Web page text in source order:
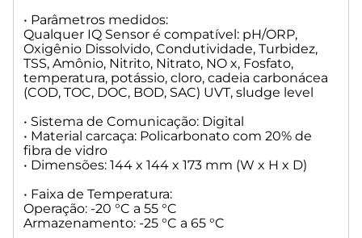
• Parâmetros medidos:
Qualquer IQ Sensor é compatível: pH/ORP,
Oxigênio Dissolvido, Condutividade, Turbidez,
TSS, Amônio, Nitrito, Nitrato, NO x, Fosfato,
temperatura, potássio, cloro, cadeia carbonácea
(COD, TOC, DOC, BOD, SAC) UVT, sludge level
• Sistema de Comunicação: Digital
• Material carcaça: Policarbonato com 20% de
fibra de vidro
• Dimensões: 144 x 144 x 173 mm (W x H x D)
• Faixa de Temperatura:
Operação: -20 °C a 55 °C
Armazenamento: -25 °C a 65 °C